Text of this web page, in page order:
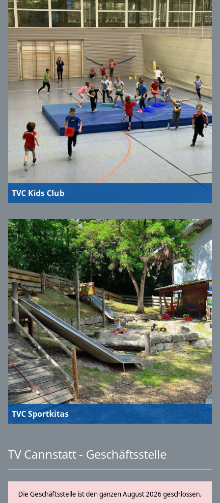
TVC Kids Club
TVC Sportkitas
TV Cannstatt - Geschäftsstelle
Die Geschäftsstelle ist den ganzen August 2026 geschlossen.